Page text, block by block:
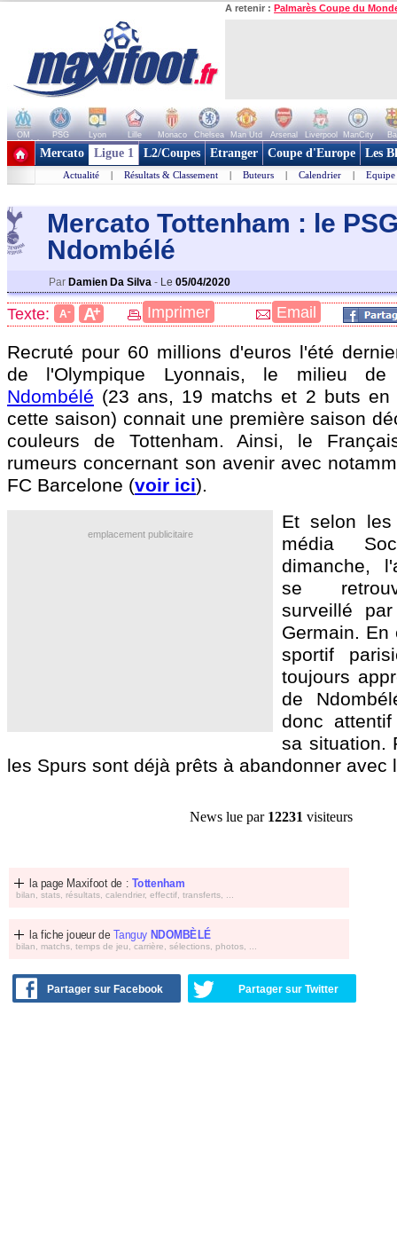
A retenir : Palmarès Coupe du
OM PSG Lyon Lille Monaco Chelsea Man Utd Arsenal Liverpool ManCity
+ de clubs
Mercato Ligue 1 L2/Coupes Etranger Coupe d'Europe Les
Actualité | Résultats & Classement | Buteurs | Calendrier | Equipe
Mercato Tottenham : le
Ndombélé
Par Damien Da Silva - Le 05/04/2020
Texte: A- A+ Imprimer Email
Recruté pour 60 millions d'euros l'été
de l'Olympique Lyonnais, le milieu de
Ndombélé (23 ans, 19 matchs et 2 buts en
cette saison) connait une première saison
couleurs de Tottenham. Ainsi, le
rumeurs concernant son avenir avec
FC Barcelone (voir ici).
emplacement publicitaire
Et selon les
média
dimanche,
se
surveillé
Germain. En
sportif
toujours
de
donc
sa situation.
les Spurs sont déjà prêts à abandonner avec
News lue par 12231 visiteurs
la page Maxifoot de : Tottenham
bilan, stats, résultats, calendrier, effectif, transferts, ...
la fiche joueur de Tanguy NDOMBÈLÉ
bilan, matchs, temps de jeu, carrière, sélections, photos, ...
Partager sur Facebook Partager sur Twitter